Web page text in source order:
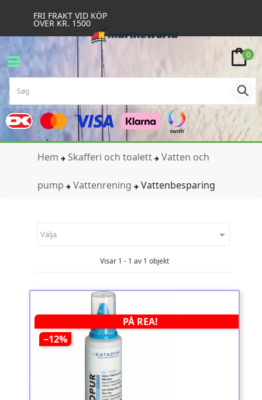
FRI FRAKT VID KÖP
ÖVER KR. 1500
0
Hem Skafferi och toalett Vatten och
pump Vattenrening Vattenbesparing
Välja 
Visar 1 - 1 av 1 objekt
PÅ REA!
−12%